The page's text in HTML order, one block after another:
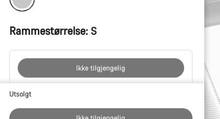
Rammestørrelse: S
Ikke tilgjengelig
Grunner
å
Utsolgt